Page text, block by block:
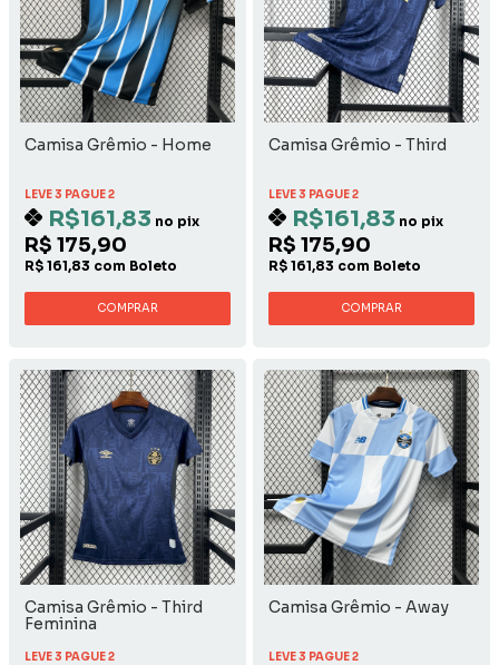
Camisa Grêmio - Home
LEVE 3 PAGUE 2
R$161,83 no pix
R$ 175,90
R$ 161,83 com Boleto
COMPRAR
Camisa Grêmio - Third
LEVE 3 PAGUE 2
R$161,83 no pix
R$ 175,90
R$ 161,83 com Boleto
COMPRAR
Camisa Grêmio - Third
Feminina
LEVE 3 PAGUE 2
Camisa Grêmio - Away
LEVE 3 PAGUE 2